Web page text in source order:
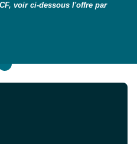
voir ci-dessous l'offre par